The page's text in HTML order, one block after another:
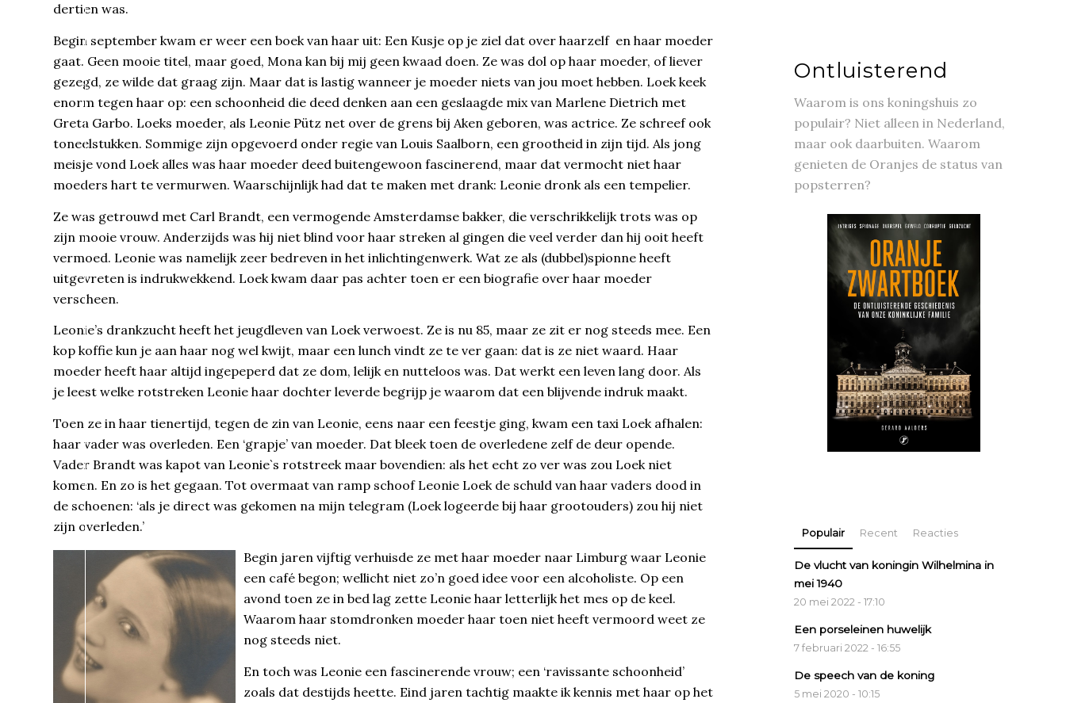
dertien was.
Begin september kwam er weer een boek van haar uit: Een Kusje op je ziel dat over haarzelf en haar moeder
gaat. Geen mooie titel, maar goed, Mona kan bij mij geen kwaad doen. Ze was dol op haar moeder, of liever
gezegd, ze wilde dat graag zijn. Maar dat is lastig wanneer je moeder niets van jou moet hebben. Loek keek
enorm tegen haar op: een schoonheid die deed denken aan een geslaagde mix van Marlene Dietrich met
Greta Garbo. Loeks moeder, als Leonie Pütz net over de grens bij Aken geboren, was actrice. Ze schreef ook
toneelstukken. Sommige zijn opgevoerd onder regie van Louis Saalborn, een grootheid in zijn tijd. Als jong
meisje vond Loek alles was haar moeder deed buitengewoon fascinerend, maar dat vermocht niet haar
moeders hart te vermurwen. Waarschijnlijk had dat te maken met drank: Leonie dronk als een tempelier.
Ze was getrouwd met Carl Brandt, een vermogende Amsterdamse bakker, die verschrikkelijk trots was op
zijn mooie vrouw. Anderzijds was hij niet blind voor haar streken al gingen die veel verder dan hij ooit heeft
vermoed. Leonie was namelijk zeer bedreven in het inlichtingenwerk. Wat ze als (dubbel)spionne heeft
uitgevreten is indrukwekkend. Loek kwam daar pas achter toen er een biografie over haar moeder
verscheen.
Leonie’s drankzucht heeft het jeugdleven van Loek verwoest. Ze is nu 85, maar ze zit er nog steeds mee. Een
kop koffie kun je aan haar nog wel kwijt, maar een lunch vindt ze te ver gaan: dat is ze niet waard. Haar
moeder heeft haar altijd ingepeperd dat ze dom, lelijk en nutteloos was. Dat werkt een leven lang door. Als
je leest welke rotstreken Leonie haar dochter leverde begrijp je waarom dat een blijvende indruk maakt.
Toen ze in haar tienertijd, tegen de zin van Leonie, eens naar een feestje ging, kwam een taxi Loek afhalen:
haar vader was overleden. Een ‘grapje’ van moeder. Dat bleek toen de overledene zelf de deur opende.
Vader Brandt was kapot van Leonie`s rotstreek maar bovendien: als het echt zo ver was zou Loek niet
komen. En zo is het gegaan. Tot overmaat van ramp schoof Leonie Loek de schuld van haar vaders dood in
de schoenen: ‘als je direct was gekomen na mijn telegram (Loek logeerde bij haar grootouders) zou hij niet
zijn overleden.’
Begin jaren vijftig verhuisde ze met haar moeder naar Limburg waar Leonie
een café begon; wellicht niet zo’n goed idee voor een alcoholiste. Op een
avond toen ze in bed lag zette Leonie haar letterlijk het mes op de keel.
Waarom haar stomdronken moeder haar toen niet heeft vermoord weet ze
nog steeds niet.
En toch was Leonie een fascinerende vrouw; een ‘ravissante schoonheid’
zoals dat destijds heette. Eind jaren tachtig maakte ik kennis met haar op het
Ontluisterend
Waarom is ons koningshuis zo
populair? Niet alleen in Nederland,
maar ook daarbuiten. Waarom
genieten de Oranjes de status van
popsterren?
Populair Recent Reacties
De vlucht van koningin Wilhelmina in
mei 1940
20 mei 2022 - 17:10
Een porseleinen huwelijk
7 februari 2022 - 16:55
De speech van de koning
5 mei 2020 - 10:15